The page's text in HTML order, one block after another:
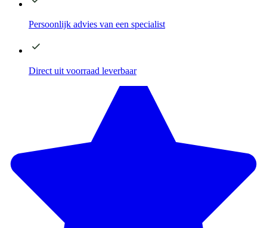
Persoonlijk advies van een specialist
Direct uit voorraad leverbaar